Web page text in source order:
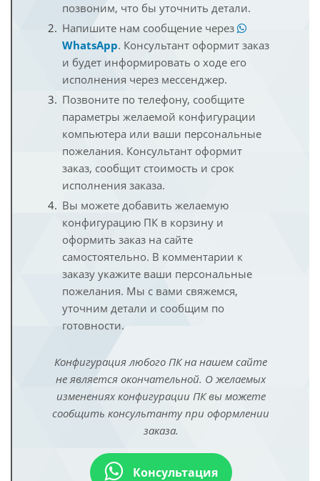
позвоним, что бы уточнить детали.
Напишите нам сообщение через
WhatsApp. Консультант оформит заказ
и будет информировать о ходе его
исполнения через мессенджер.
Позвоните по телефону, сообщите
параметры желаемой конфигурации
компьютера или ваши персональные
пожелания. Консультант оформит
заказ, сообщит стоимость и срок
исполнения заказа.
Вы можете добавить желаемую
конфигурацию ПК в корзину и
оформить заказ на сайте
самостоятельно. В комментарии к
заказу укажите ваши персональные
пожелания. Мы с вами свяжемся,
уточним детали и сообщим по
готовности.
Конфигурация любого ПК на нашем сайте
не является окончательной. О желаемых
изменениях конфигурации ПК вы можете
сообщить консультанту при оформлении
заказа.
Консультация